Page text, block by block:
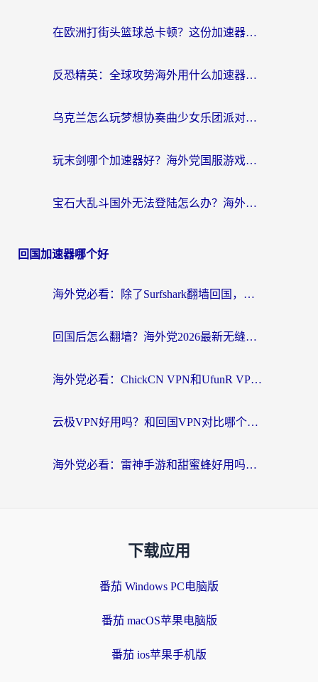
在欧洲打街头篮球总卡顿？这份加速器选择指南帮你解决延迟难题
反恐精英：全球攻势海外用什么加速器登录？海外党国服游戏畅玩指南
乌克兰怎么玩梦想协奏曲少女乐团派对？海外党国服游戏加速全攻略（附欧洲重生细胞荒野行动不卡技巧）
玩末剑哪个加速器好？海外党国服游戏畅玩终极指南（附3款热门游戏实测）
宝石大乱斗国外无法登陆怎么办？海外玩家专属加速指南（附穿越火线原野传说解决方案）
回国加速器哪个好
海外党必看：除了Surfshark翻墙回国，这些加速器选择技巧你真的懂吗？
回国后怎么翻墙？海外党2026最新无缝访问国内资源全攻略（附对比实测）
海外党必看：ChickCN VPN和UfunR VPN对比哪个回国效果更好？附实用选择指南
云极VPN好用吗？和回国VPN对比哪个回国效果更好？海外党亲测避坑指南
海外党必看：雷神手游和甜蜜蜂好用吗？3步选对回国加速器无缝刷国内资源
下载应用
番茄 Windows PC电脑版
番茄 macOS苹果电脑版
番茄 ios苹果手机版